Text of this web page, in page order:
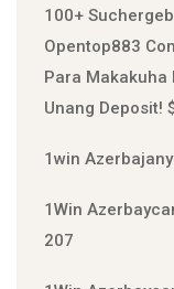
100+
Open️top883
Para Makakuha
Unang Deposit!
1win Azerbajany
1Win
207